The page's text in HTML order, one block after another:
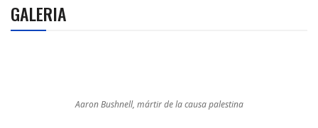
GALERIA
Aaron Bushnell, mártir de la causa palestina